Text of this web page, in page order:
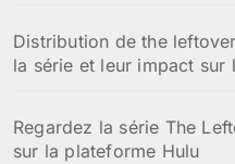
Distribution de the
la série et leur impact sur
Regardez la série The
sur la plateforme Hulu